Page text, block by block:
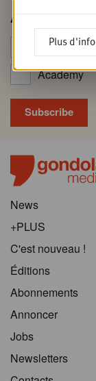
Abonnez-vous
Media
Academy
News
+PLUS
C'est nouveau !
Éditions
Abonnements
Annoncer
Jobs
Newsletters
Plus d'info